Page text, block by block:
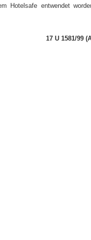
Hotelsafe entwendet
17 U 1581/99